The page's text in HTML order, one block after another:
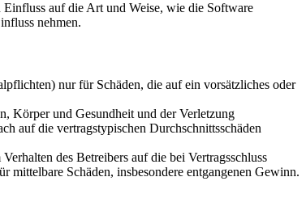
auf die Art und Weise, wie die Software
nehmen.
nur für Schäden, die auf ein vorsätzliches oder
Körper und Gesundheit und der Verletzung
auf die vertragstypischen Durchschnittsschäden
des Betreibers auf die bei Vertragsschluss
mittelbare Schäden, insbesondere entgangenen Gewinn.